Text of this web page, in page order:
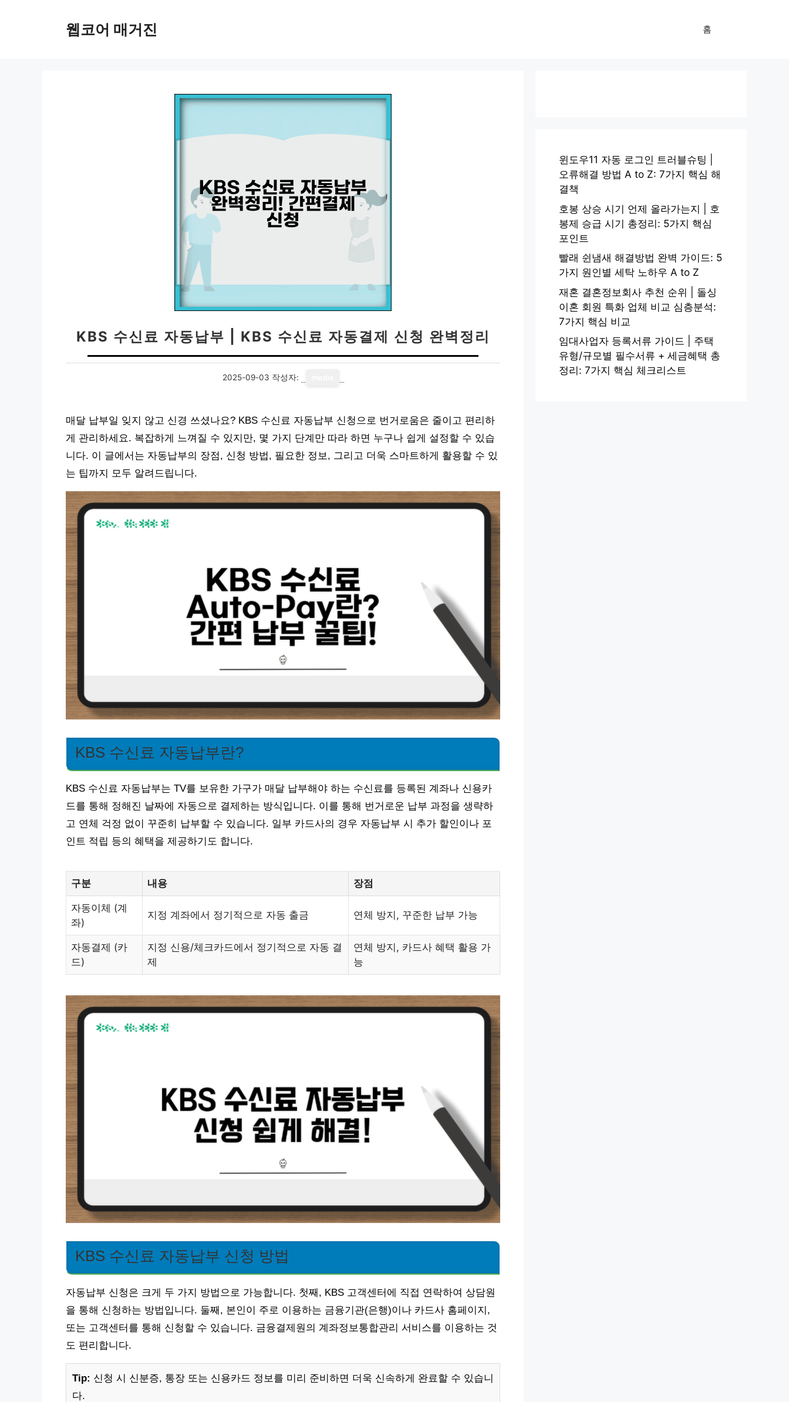
웹코어 매거진 홈
KBS 수신료 자동납부 | KBS 수신료 자동결제 신청 완벽정리
2025-09-03 작성자:
매달 납부일 잊지 않고 신경 쓰셨나요? KBS 수신료 자동납부 신청으로 번거로움은 줄이고 편리하
게 관리하세요. 복잡하게 느껴질 수 있지만, 몇 가지 단계만 따라 하면 누구나 쉽게 설정할 수 있습
니다. 이 글에서는 자동납부의 장점, 신청 방법, 필요한 정보, 그리고 더욱 스마트하게 활용할 수 있
는 팁까지 모두 알려드립니다.
KBS 수신료 자동납부란?
KBS 수신료 자동납부는 TV를 보유한 가구가 매달 납부해야 하는 수신료를 등록된 계좌나 신용카
드를 통해 정해진 날짜에 자동으로 결제하는 방식입니다. 이를 통해 번거로운 납부 과정을 생략하
고 연체 걱정 없이 꾸준히 납부할 수 있습니다. 일부 카드사의 경우 자동납부 시 추가 할인이나 포
인트 적립 등의 혜택을 제공하기도 합니다.
구분 내용 장점
자동이체 (계
좌)
지정 계좌에서 정기적으로 자동 출금 연체 방지, 꾸준한 납부 가능
자동결제 (카
드)
지정 신용/체크카드에서 정기적으로 자동 결
제
연체 방지, 카드사 혜택 활용 가
능
KBS 수신료 자동납부 신청 방법
자동납부 신청은 크게 두 가지 방법으로 가능합니다. 첫째, KBS 고객센터에 직접 연락하여 상담원
을 통해 신청하는 방법입니다. 둘째, 본인이 주로 이용하는 금융기관(은행)이나 카드사 홈페이지,
또는 고객센터를 통해 신청할 수 있습니다. 금융결제원의 계좌정보통합관리 서비스를 이용하는 것
도 편리합니다.
Tip: 신청 시 신분증, 통장 또는 신용카드 정보를 미리 준비하면 더욱 신속하게 완료할 수 있습니
다.
윈도우11 자동 로그인 트러블슈팅 |
오류해결 방법 A to Z: 7가지 핵심 해
결책
호봉 상승 시기 언제 올라가는지 | 호
봉제 승급 시기 총정리: 5가지 핵심
포인트
빨래 쉰냄새 해결방법 완벽 가이드: 5
가지 원인별 세탁 노하우 A to Z
재혼 결혼정보회사 추천 순위 | 돌싱
이혼 회원 특화 업체 비교 심층분석:
7가지 핵심 비교
임대사업자 등록서류 가이드 | 주택
유형/규모별 필수서류 + 세금혜택 총
정리: 7가지 핵심 체크리스트